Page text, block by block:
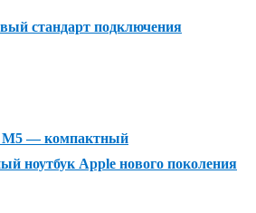
стандарт подключения
M5 — компактный
ноутбук Apple нового поколения